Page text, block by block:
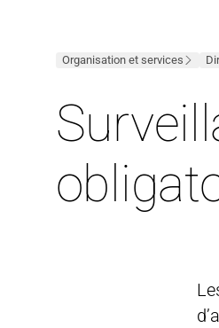
Organisation et services